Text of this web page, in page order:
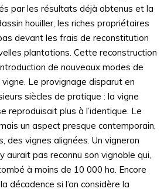
par les résultats déjà obtenus et la
houiller, les riches propriétaires
devant les frais de reconstitution
plantations. Cette reconstruction
de nouveaux modes de
Le provignage disparut en
siècles de pratique : la vigne
reproduisait plus à l’identique. Le
un aspect presque contemporain,
des vignes alignées. Un vigneron
aurait pas reconnu son vignoble qui,
à moins de 10 000 ha. Encore
décadence si l’on considère la